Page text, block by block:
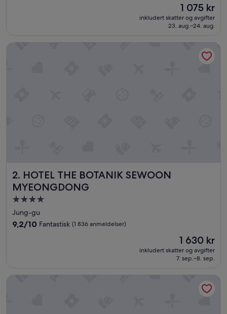
o
u
r
l
e
Prisen
er
1 075 kr
1 075 kr
inkludert skatter og avgifter
23. aug.–24. aug.
2. HOTEL THE BOTANIK SEWOON
MYEONGDONG
HOTEL THE BOTANIK SEWOON MYEONGDONG
Overnattingssted
med
4.0
stjerner
Jung-gu
9.2
9,2/10 Fantastisk (1 836 anmeldelser)
Prisen
1 630 kr
1 630 kr
inkludert skatter og avgifter
7. sep.–8. sep.